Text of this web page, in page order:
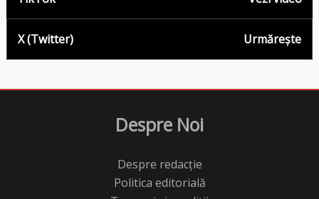
X (Twitter) Urmărește
Despre Noi
Despre redacție
Politica editorială